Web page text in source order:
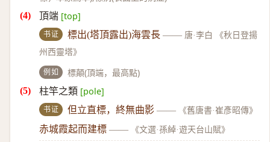
頂端 [top]
书证 標出(塔頂露出)海雲長 —— 唐·李白 《秋日登揚
州西靈塔》
例如 標顛(頂端，最高點)
柱竿之類 [pole]
书证 但立直標，終無曲影 —— 《舊唐書·崔彥昭傳》
赤城霞起而建標 —— 《文選·孫綽·遊天台山賦》